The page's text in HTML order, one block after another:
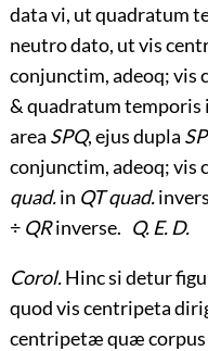
data vi, ut quadratum
neutro dato, ut vis
conjunctim, adeoq; vis
& quadratum temporis
area SPQ, ejus dupla SP
conjunctim, adeoq; vis
quad.in QT quad.
÷ QRinverse. Q. E. D.
Corol.Hinc si detur
quod vis centripeta
centripetæ quæ